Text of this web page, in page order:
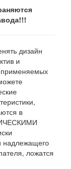
дизайн
и
применяемых
в
надлежащего
ложатся